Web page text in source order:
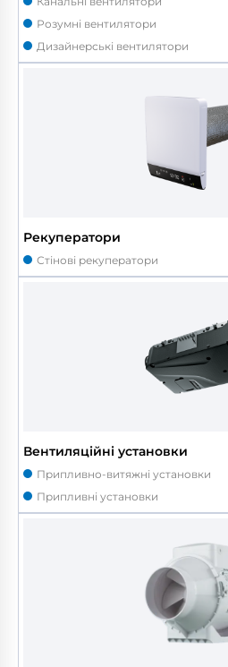
Розумні вентилятори
Дизайнерські вентилятори
Рекуператори
Стінові рекуператори
Вентиляційні установки
Припливно-витяжні установки
Припливні установки